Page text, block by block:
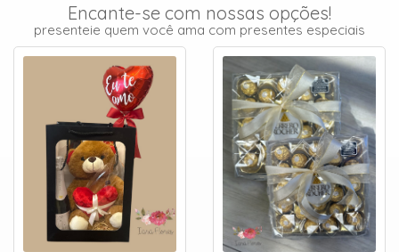
Encante-se com nossas opções!
presenteie quem você ama com presentes especiais